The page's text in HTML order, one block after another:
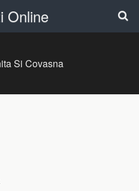
Online
Si Covasna